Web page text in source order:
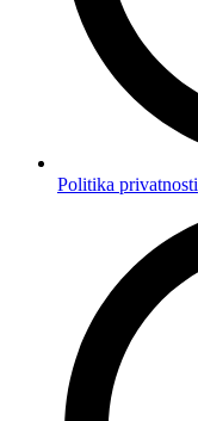
Politika privatnosti